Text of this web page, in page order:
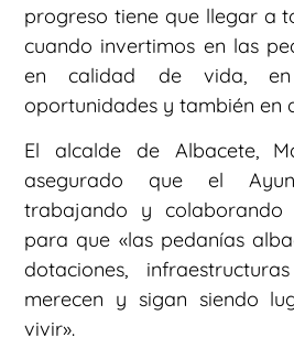
progreso tiene que llegar a
cuando invertimos en las
en calidad de vida, en
oportunidades y también en
El alcalde de Albacete,
asegurado que el
trabajando y colaborando
para que «las pedanías
dotaciones,
merecen y sigan siendo
vivir».